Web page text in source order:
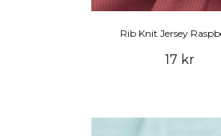
Rib Knit Jersey
17 kr